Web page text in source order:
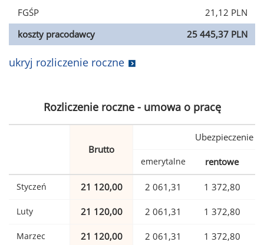
FGŚP
21,12 PLN
koszty pracodawcy
25 445,37 PLN
ukryj rozliczenie roczne
Rozliczenie roczne - umowa o pracę
Brutto
Ubezpieczenie
emerytalne rentowe
Styczeń 21 120,00 2 061,31 1 372,80
Luty 21 120,00 2 061,31 1 372,80
Marzec 21 120,00 2 061,31 1 372,80